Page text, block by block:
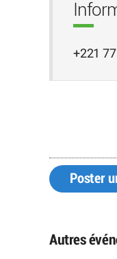
+221
Poster
Autres